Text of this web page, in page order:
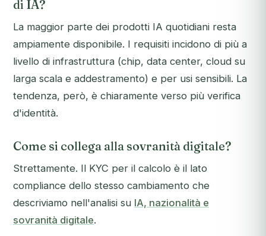
di IA?
La maggior parte dei prodotti IA quotidiani resta
ampiamente disponibile. I requisiti incidono di più a
livello di infrastruttura (chip, data center, cloud su
larga scala e addestramento) e per usi sensibili. La
tendenza, però, è chiaramente verso più verifica
d'identità.
Come si collega alla sovranità digitale?
Strettamente. Il KYC per il calcolo è il lato
compliance dello stesso cambiamento che
descriviamo nell'analisi su IA, nazionalità e
sovranità digitale.